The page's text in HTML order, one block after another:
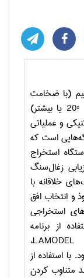
(با ضخامت
48/30) و پرشیب (با شیب °20 یا بیشتر)
و عملیاتی
است که
استخراج
زغال‌سنگ
خلاقانه با
و انتخاب افق
استخراجی
از برنامه
LAMODEL،
با استفاده از
متناوب کردن